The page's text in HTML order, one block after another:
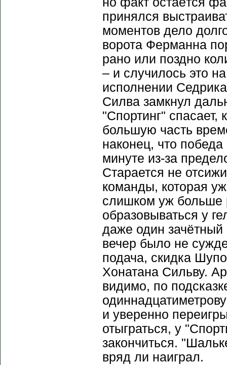
принялся
моментов дело
ворота Ферманна
рано или поздно
– и случилось это
исполнении
Силва замкнул
"Спортинг" спасает,
большую часть
наконец, что
минуте из-за
Старается не
команды, которая
слишком уж больше
образовываться у
даже один зачётный
вечер было не
подача, скидка
Хонатана Сильву.
видимо, по
и уверенно
отыграться, у
закончиться.
вряд ли наиграл.